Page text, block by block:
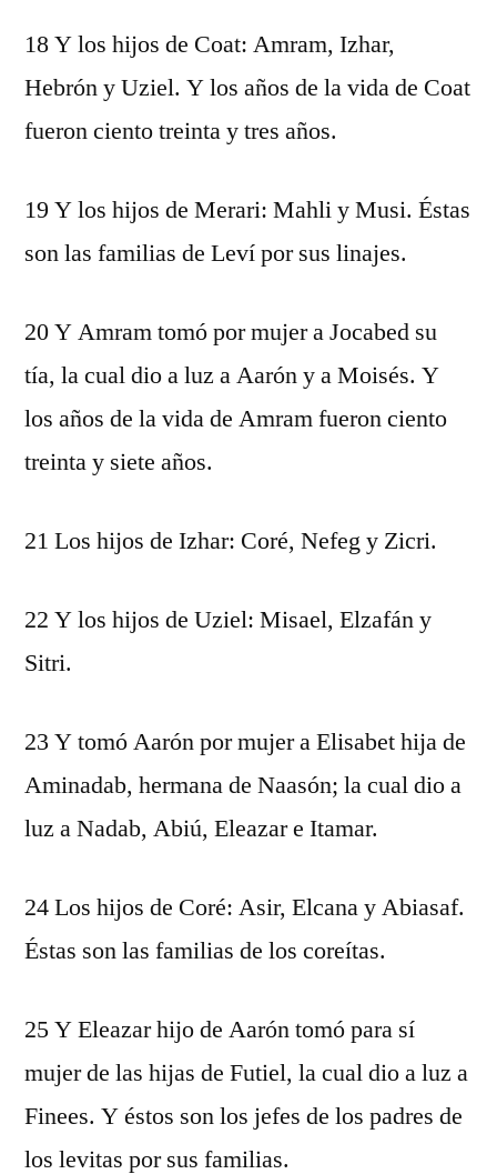
18 Y los hijos de Coat: Amram, Izhar,
Hebrón y Uziel. Y los años de la vida de Coat
fueron ciento treinta y tres años.
19 Y los hijos de Merari: Mahli y Musi. Éstas
son las familias de Leví por sus linajes.
20 Y Amram tomó por mujer a Jocabed su
tía, la cual dio a luz a Aarón y a Moisés. Y
los años de la vida de Amram fueron ciento
treinta y siete años.
21 Los hijos de Izhar: Coré, Nefeg y Zicri.
22 Y los hijos de Uziel: Misael, Elzafán y
Sitri.
23 Y tomó Aarón por mujer a Elisabet hija de
Aminadab, hermana de Naasón; la cual dio a
luz a Nadab, Abiú, Eleazar e Itamar.
24 Los hijos de Coré: Asir, Elcana y Abiasaf.
Éstas son las familias de los coreítas.
25 Y Eleazar hijo de Aarón tomó para sí
mujer de las hijas de Futiel, la cual dio a luz a
Finees. Y éstos son los jefes de los padres de
los levitas por sus familias.